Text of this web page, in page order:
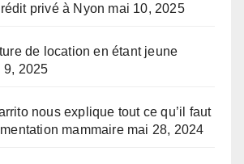
privé à Nyon mai 10, 2025
de location en étant jeune
9, 2025
nous explique tout ce qu’il faut
mammaire mai 28, 2024